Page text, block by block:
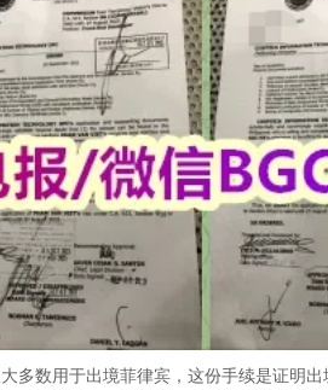
多数用于出境菲律宾，这份手续是证明